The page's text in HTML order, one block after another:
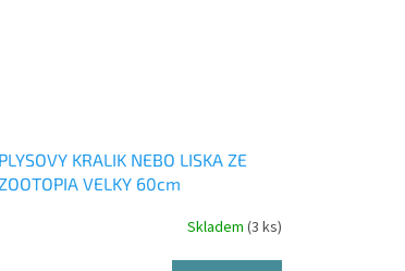
PLYSOVY KRALIK NEBO LISKA ZE
VELKY 60cm
Skladem (3 ks)